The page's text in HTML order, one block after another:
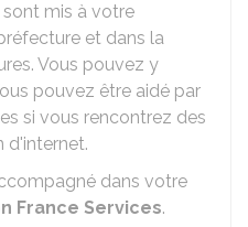
mis à votre
et dans la
Vous pouvez y
pouvez être aidé par
si vous rencontrez des
d'internet.
dans votre
France Services.